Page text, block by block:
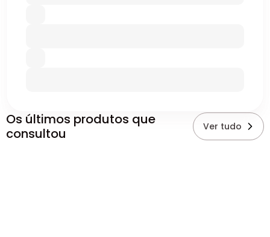
Os últimos produtos que
consultou
Ver tudo